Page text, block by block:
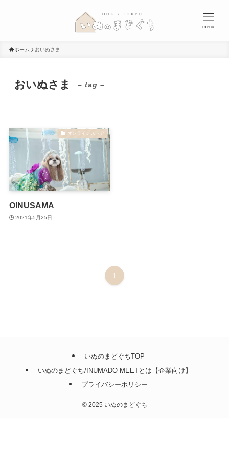
menu
ホーム おいぬさま
おいぬさま – tag –
オンラインストア
OINUSAMA
2021年5月25日
1
いぬのまどぐちTOP
いぬのまどぐち/INUMADO MEETとは【企業向け】
プライバシーポリシー
©2025 いぬのまどぐち